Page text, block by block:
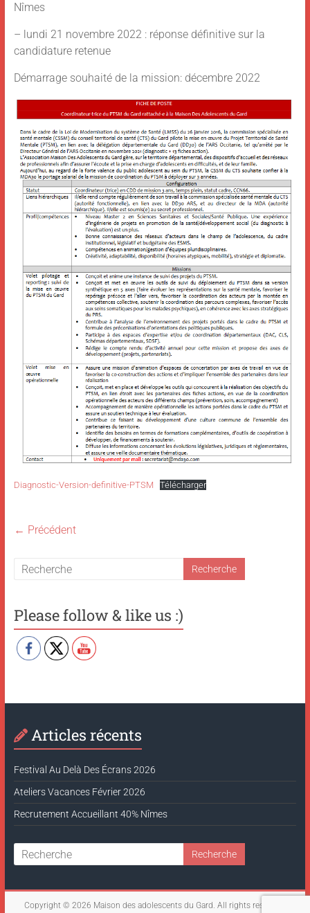
Nîmes
– lundi 21 novembre 2022 : réponse définitive sur la
candidature retenue
Démarrage souhaité de la mission: décembre 2022
Diagnostic-Version-definitive-PTSM Télécharger
← Précédent
Please follow & like us :)
Articles récents
Festival Au Delà Des Écrans 2026
Ateliers Vacances Février 2026
Recrutement Accueillant 40% Nîmes
Copyright © 2026 Maison des adolescents du Gard. All rights reserved.